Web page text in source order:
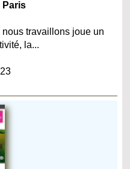
Paris
travaillons joue un
la...